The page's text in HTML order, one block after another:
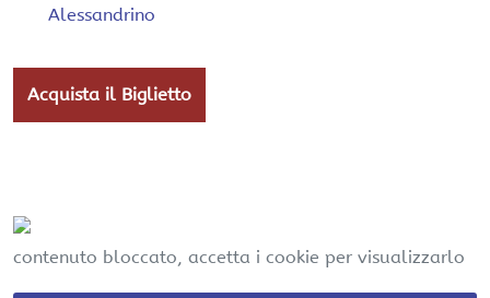
Alessandrino
Acquista il Biglietto
contenuto bloccato, accetta i cookie per visualizzarlo